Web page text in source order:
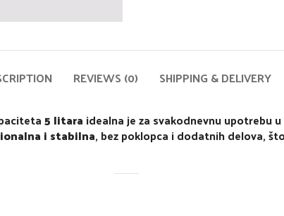
REVIEWS (0) SHIPPING & DELIVERY
5 litara idealna je za svakodnevnu upotrebu
i stabilna, bez poklopca i dodatnih delova,